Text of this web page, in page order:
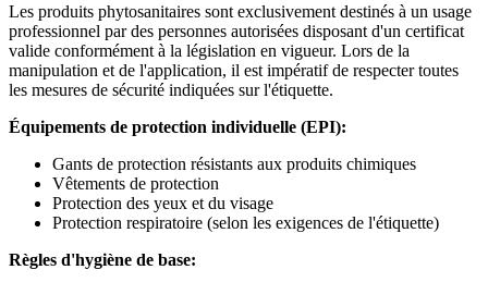
Les produits phytosanitaires sont exclusivement destinés à un usage
professionnel par des personnes autorisées disposant d'un certificat
valide conformément à la législation en vigueur. Lors de la
manipulation et de l'application, il est impératif de respecter toutes
les mesures de sécurité indiquées sur l'étiquette.
Équipements de protection individuelle (EPI):
Gants de protection résistants aux produits chimiques
Vêtements de protection
Protection des yeux et du visage
Protection respiratoire (selon les exigences de l'étiquette)
Règles d'hygiène de base: